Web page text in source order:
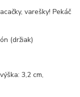
varešky! Pekáč
(držiak)
3,2 cm,